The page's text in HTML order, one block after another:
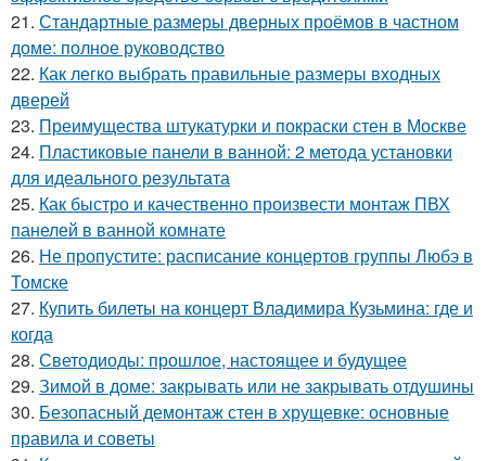
21. Стандартные размеры дверных проёмов в частном
доме: полное руководство
22. Как легко выбрать правильные размеры входных
дверей
23. Преимущества штукатурки и покраски стен в Москве
24. Пластиковые панели в ванной: 2 метода установки
для идеального результата
25. Как быстро и качественно произвести монтаж ПВХ
панелей в ванной комнате
26. Не пропустите: расписание концертов группы Любэ в
Томске
27. Купить билеты на концерт Владимира Кузьмина: где и
когда
28. Светодиоды: прошлое, настоящее и будущее
29. Зимой в доме: закрывать или не закрывать отдушины
30. Безопасный демонтаж стен в хрущевке: основные
правила и советы